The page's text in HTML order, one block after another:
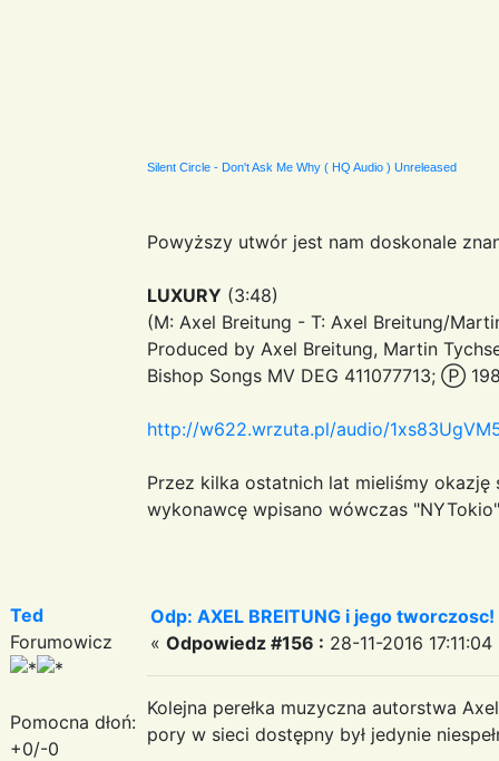
Silent Circle - Don't Ask Me Why ( HQ Audio ) Unreleased
Powyższy utwór jest nam doskonale
LUXURY (3:48)
(M: Axel Breitung - T: Axel Breitung/
Produced by Axel Breitung, Martin
Bishop Songs MV DEG 411077713; Ⓟ
http://w622.wrzuta.pl/audio/
Przez kilka ostatnich lat mieliśmy okazję
wykonawcę wpisano wówczas "NYTokio"
Ted
Forumowicz
Pomocna dłoń:
+0/-0
Odp: AXEL BREITUNG i jego
« Odpowiedz #156 : 28-11-2016 17:11:04
Kolejna perełka muzyczna autorstwa
pory w sieci dostępny był jedynie